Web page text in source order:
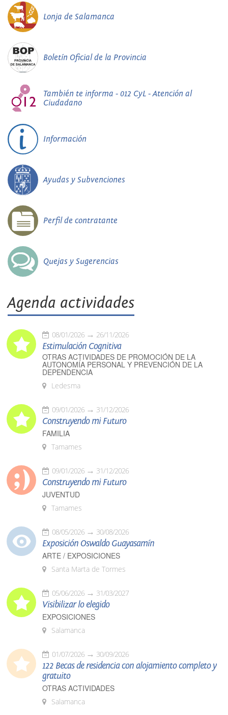
Lonja de Salamanca
Boletín Oficial de la Provincia
También te informa - 012 CyL - Atención al
Ciudadano
Información
Ayudas y Subvenciones
Perfil de contratante
Quejas y Sugerencias
Agenda actividades
08/01/2026 26/11/2026
Estimulación Cognitiva
OTRAS ACTIVIDADES DE PROMOCIÓN DE LA
AUTONOMÍA PERSONAL Y PREVENCIÓN DE LA
DEPENDENCIA
Ledesma
09/01/2026 31/12/2026
Construyendo mi Futuro
FAMILIA
Tamames
09/01/2026 31/12/2026
Construyendo mi Futuro
JUVENTUD
Tamames
08/05/2026 30/08/2026
Exposición Oswaldo Guayasamín
ARTE / EXPOSICIONES
Santa Marta de Tormes
05/06/2026 31/03/2027
Visibilizar lo elegido
EXPOSICIONES
Salamanca
01/07/2026 30/09/2026
122 Becas de residencia con alojamiento completo y
gratuito
OTRAS ACTIVIDADES
Salamanca